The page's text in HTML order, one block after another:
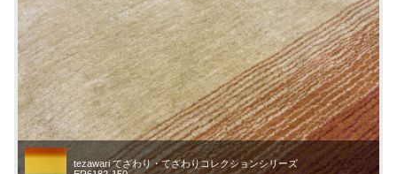
tezawari てざわり・てざわりコレクションシリーズ